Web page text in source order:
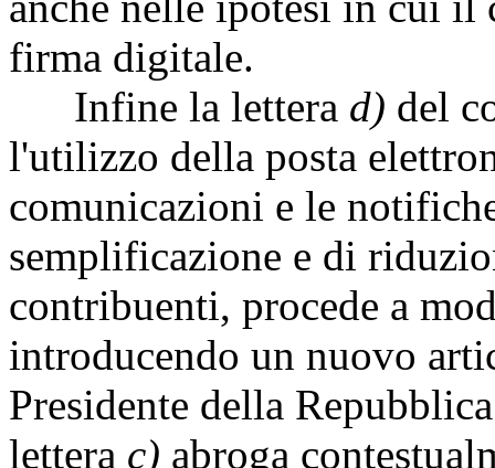
firma digitale.
Infine la lettera d) del
l'utilizzo della posta
comunicazioni e le
semplificazione e di
contribuenti, procede a
introducendo un nuovo
Presidente della
lettera c) abroga